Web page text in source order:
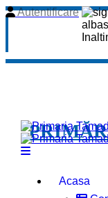
Autentificare
Acasa